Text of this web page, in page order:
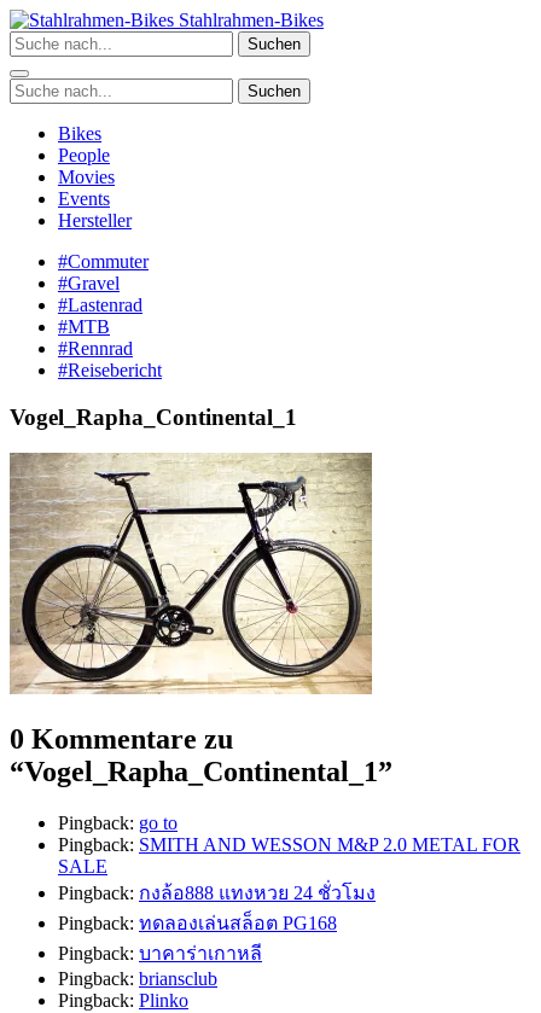
Zum
Inhalt
springen
Stahlrahmen-Bikes
Suchen
Suchen
Bikes
People
Movies
Events
Hersteller
#Commuter
#Gravel
#Lastenrad
#MTB
#Rennrad
#Reisebericht
Vogel_Rapha_Continental_1
0 Kommentare zu
“Vogel_Rapha_Continental_1”
Pingback: go to
Pingback: SMITH AND WESSON M&P 2.0 METAL FOR
SALE
Pingback: กงล้อ888 แทงหวย 24 ชั่วโมง
Pingback: ทดลองเล่นสล็อต PG168
Pingback: บาคาร่าเกาหลี
Pingback: briansclub
Pingback: Plinko